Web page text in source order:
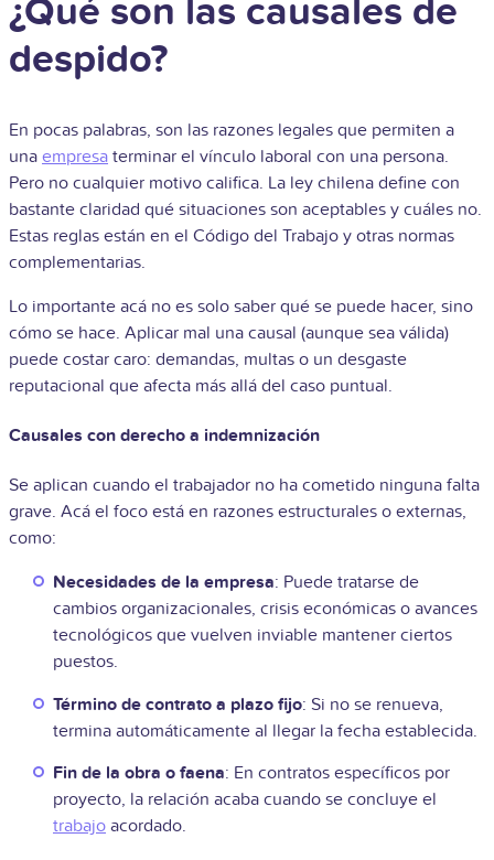
¿Qué son las causales de
despido?
En pocas palabras, son las razones legales que permiten a
una empresa terminar el vínculo laboral con una persona.
Pero no cualquier motivo califica. La ley chilena define con
bastante claridad qué situaciones son aceptables y cuáles no.
Estas reglas están en el Código del Trabajo y otras normas
complementarias.
Lo importante acá no es solo saber qué se puede hacer, sino
cómo se hace. Aplicar mal una causal (aunque sea válida)
puede costar caro: demandas, multas o un desgaste
reputacional que afecta más allá del caso puntual.
Causales con derecho a indemnización
Se aplican cuando el trabajador no ha cometido ninguna falta
grave. Acá el foco está en razones estructurales o externas,
como:
Necesidades de la empresa: Puede tratarse de
cambios organizacionales, crisis económicas o avances
tecnológicos que vuelven inviable mantener ciertos
puestos.
Término de contrato a plazo fijo: Si no se renueva,
termina automáticamente al llegar la fecha establecida.
Fin de la obra o faena: En contratos específicos por
proyecto, la relación acaba cuando se concluye el
trabajo acordado.